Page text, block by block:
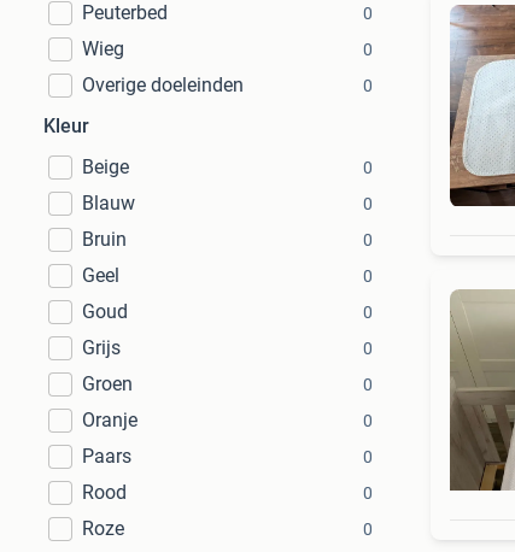
Peuterbed 0
Wieg 0
Overige doeleinden 0
Kleur
Beige
0
Blauw 0
Bruin 0
Geel 0
Goud 0
Grijs 0
Groen 0
Oranje 0
Paars 0
Rood 0
Roze 0